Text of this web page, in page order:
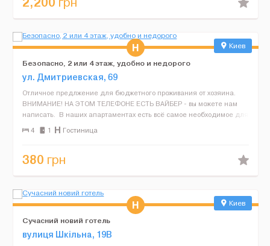
Киев
Безопасно, 2 или 4 этаж, удобно и недорого
ул. Дмитриевская, 69
Отличное предлжение для бюджетного проживания от хозяина.
ВНИМАНИЕ! НА ЭТОМ ТЕЛЕФОНЕ ЕСТЬ ВАЙБЕР - вы можете нам
написать. В наших апартаментах есть всё самое необходимое для
человека уставшего с дороги - горячий душ, ...
4 1 Гостиница
380 грн
Киев
Сучасний новий готель
вулиця Шкільна, 19В